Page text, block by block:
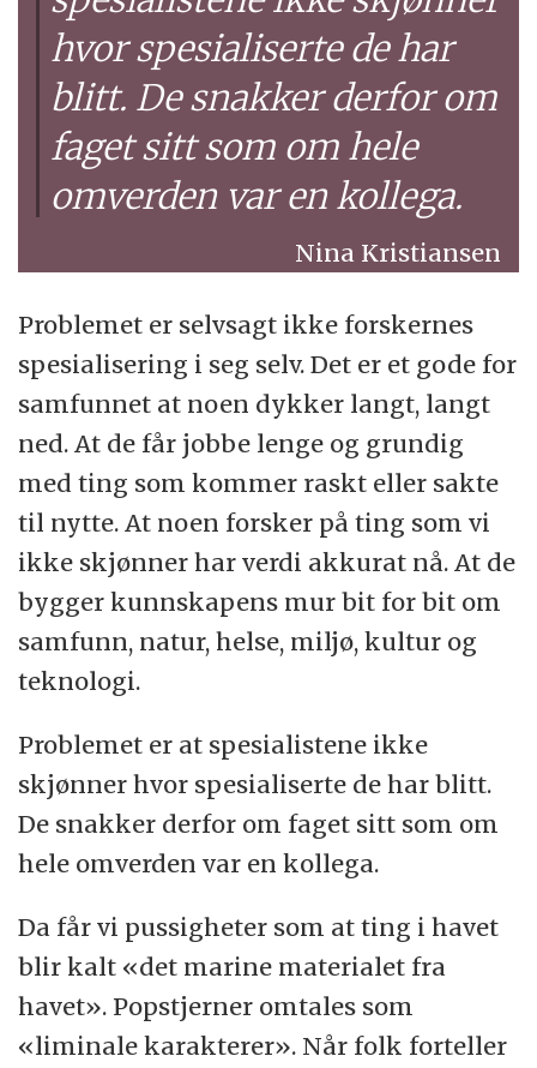
hvor spesialiserte de har
blitt. De snakker derfor om
faget sitt som om hele
omverden var en kollega.
Nina Kristiansen
Problemet er selvsagt ikke forskernes
spesialisering i seg selv. Det er et gode for
samfunnet at noen dykker langt, langt
ned. At de får jobbe lenge og grundig
med ting som kommer raskt eller sakte
til nytte. At noen forsker på ting som vi
ikke skjønner har verdi akkurat nå. At de
bygger kunnskapens mur bit for bit om
samfunn, natur, helse, miljø, kultur og
teknologi.
Problemet er at spesialistene ikke
skjønner hvor spesialiserte de har blitt.
De snakker derfor om faget sitt som om
hele omverden var en kollega.
Da får vi pussigheter som at ting i havet
blir kalt «det marine materialet fra
havet». Popstjerner omtales som
«liminale karakterer». Når folk forteller